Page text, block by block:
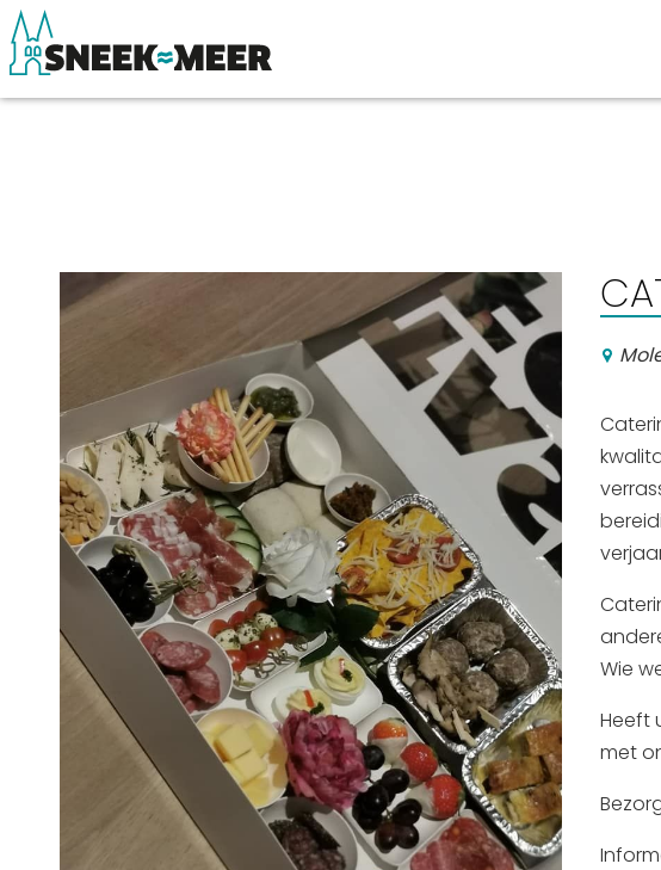
Praktische informatie
Toeristische informatie
Bezienswaardigheden
Watersport
Overnachten
Winkelen
Routes
Wie
Heeft
met